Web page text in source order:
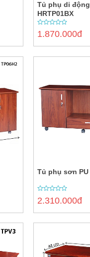
Tủ phụ di động
HRTP01BX
0
out
1.870.000đ
Tủ phụ sơn
0
out
2.310.000đ